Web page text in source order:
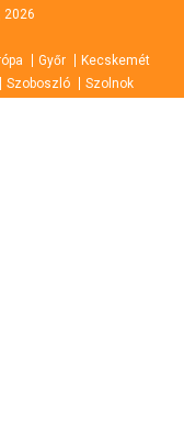
2026
Győr
Kecskemét
Szoboszló Szolnok